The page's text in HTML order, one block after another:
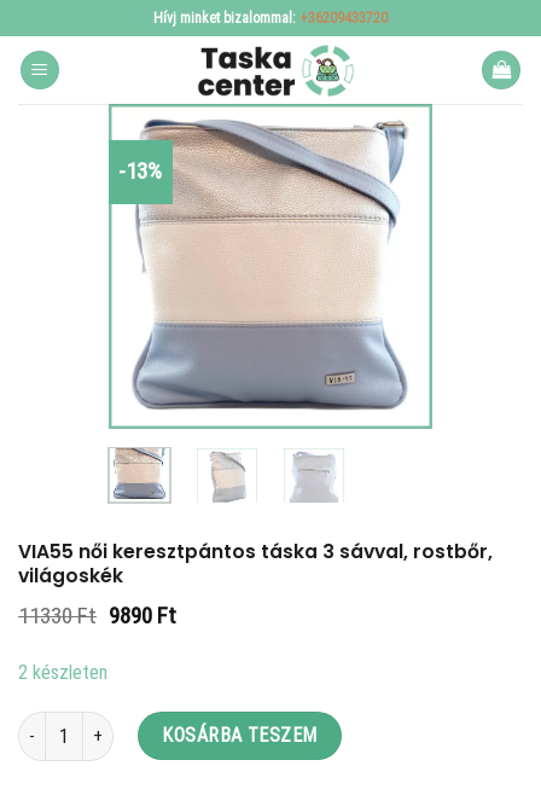
to
content
Hívj minket bizalommal: +36209433720
-13%
VIA55 női keresztpántos táska 3 sávval, rostbőr,
világoskék
11330Ft Original
9890 FtCurrent
2 készleten
VIA55 női keresztpántos táska 3 sávval, rostbőr, világoskék mennyiség
KOSÁRBA TESZEM